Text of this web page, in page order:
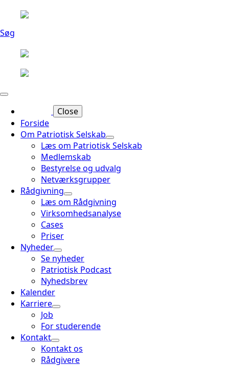
Søg
Close
Forside
Om Patriotisk Selskab
Læs om Patriotisk Selskab
Medlemskab
Bestyrelse og udvalg
Netværksgrupper
Rådgivning
Læs om Rådgivning
Virksomhedsanalyse
Cases
Priser
Nyheder
Se nyheder
Patriotisk Podcast
Nyhedsbrev
Kalender
Karriere
Job
For studerende
Kontakt
Kontakt os
Rådgivere